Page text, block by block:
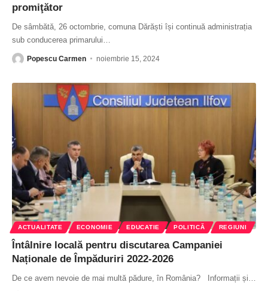
promiţător
De sâmbătă, 26 octombrie, comuna Dărăști își continuă administrația
sub conducerea primarului
Popescu Carmen noiembrie 15, 2024
ACTUALITATE ECONOMIE EDUCATIE POLITICĂ REGIUNI
Întâlnire locală pentru discutarea Campaniei
Naționale de Împăduriri 2022-2026
De ce avem nevoie de mai multă pădure, în România? Informații și…